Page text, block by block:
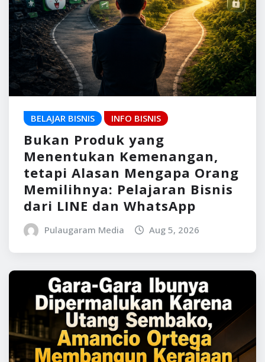
BELAJAR BISNIS INFO BISNIS
Bukan Produk yang
Menentukan Kemenangan,
tetapi Alasan Mengapa Orang
Memilihnya: Pelajaran Bisnis
dari LINE dan WhatsApp
Pulaugaram Media Aug 5, 2026